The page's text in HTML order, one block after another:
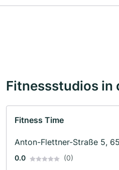
Fitnessstudios in
Fitness Time
Anton-Flettner-Straße 5,
0.0 (0)